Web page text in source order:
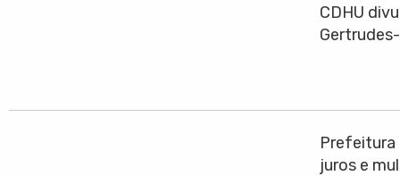
CDHU
Prefeitura
juros e